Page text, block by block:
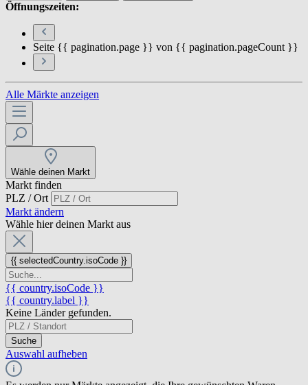
Öffnungszeiten:
Seite {{ pagination.page }} von {{ pagination.pageCount }}
Alle Märkte anzeigen
Wähle deinen Markt
Markt finden
PLZ / Ort
Markt ändern
Wähle hier deinen Markt aus
{{ selectedCountry.isoCode }}
{{ country.isoCode }}
{{ country.label }}
Keine Länder gefunden.
Suche
Auswahl aufheben